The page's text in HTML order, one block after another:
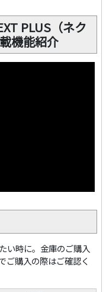
PLUS（ネク
機能紹介
い時に。金庫のご購入
ご購入の際はご確認く